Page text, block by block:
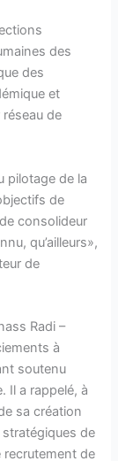
des
des
et
de
pilotage de la
de
consolideur
qu’ailleurs»,
de
Radi –
à
soutenu
Il a rappelé, à
sa création
de
recrutement de